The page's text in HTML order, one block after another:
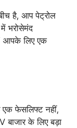
है, आप पेट्रोल
भरोसेमंद
आपके लिए एक
एक फेसलिफ्ट नहीं,
के लिए बड़ा